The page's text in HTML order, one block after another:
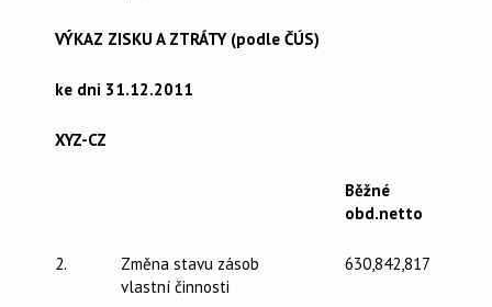
VÝKAZ ZISKU A ZTRÁTY (podle ČÚS)
ke dni 31.12.2011
XYZ-CZ
Běžné
obd.netto
2.
Změna stavu zásob
vlastní činnosti
630,842,817